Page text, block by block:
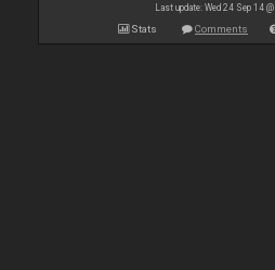
Last update: Wed 24 Sep 14
Stats Comments